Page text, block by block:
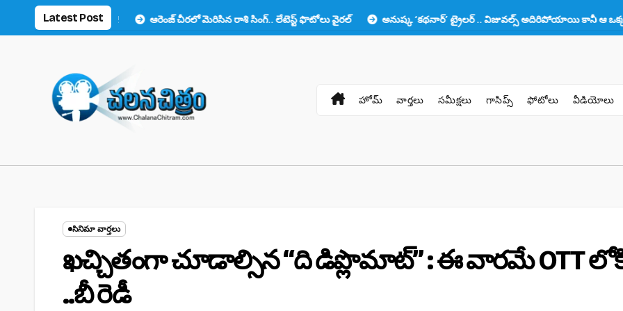
Latest Post
ఫ్యాన్స్ ఫిదా! ఆరెంజ్ చీరలో మెరిసిన రాశి సింగ్.. లేటెస్ట్ ఫొటోలు వైరల్ అనుష్క ‘కథనార్’ ట్రైలర్ .. విజువల్స్ అదిరిపోయాయి కానీ ఆ ఒక్కటే లోటు!!
హోమ్ వార్తలు సమీక్షలు గాసిప్స్ ఫోటోలు వీడియోలు
సినిమా వార్తలు
ఖచ్చితంగా చూడాల్సిన “ది డిప్లొమాట్” : ఈ వారమే OTT
..బీ రెడీ